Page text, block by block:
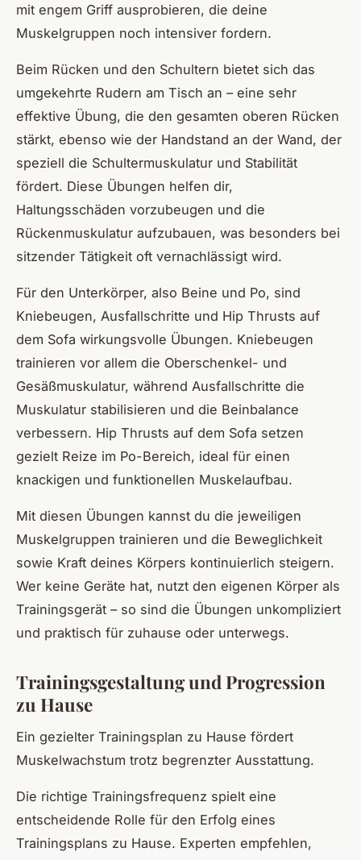
mit engem Griff ausprobieren, die deine
Muskelgruppen noch intensiver fordern.
Beim Rücken und den Schultern bietet sich das
umgekehrte Rudern am Tisch an – eine sehr
effektive Übung, die den gesamten oberen Rücken
stärkt, ebenso wie der Handstand an der Wand, der
speziell die Schultermuskulatur und Stabilität
fördert. Diese Übungen helfen dir,
Haltungsschäden vorzubeugen und die
Rückenmuskulatur aufzubauen, was besonders bei
sitzender Tätigkeit oft vernachlässigt wird.
Für den Unterkörper, also Beine und Po, sind
Kniebeugen, Ausfallschritte und Hip Thrusts auf
dem Sofa wirkungsvolle Übungen. Kniebeugen
trainieren vor allem die Oberschenkel- und
Gesäßmuskulatur, während Ausfallschritte die
Muskulatur stabilisieren und die Beinbalance
verbessern. Hip Thrusts auf dem Sofa setzen
gezielt Reize im Po-Bereich, ideal für einen
knackigen und funktionellen Muskelaufbau.
Mit diesen Übungen kannst du die jeweiligen
Muskelgruppen trainieren und die Beweglichkeit
sowie Kraft deines Körpers kontinuierlich steigern.
Wer keine Geräte hat, nutzt den eigenen Körper als
Trainingsgerät – so sind die Übungen unkompliziert
und praktisch für zuhause oder unterwegs.
Trainingsgestaltung und Progression
zu Hause
Ein gezielter Trainingsplan zu Hause fördert
Muskelwachstum trotz begrenzter Ausstattung.
Die richtige Trainingsfrequenz spielt eine
entscheidende Rolle für den Erfolg eines
Trainingsplans zu Hause. Experten empfehlen,